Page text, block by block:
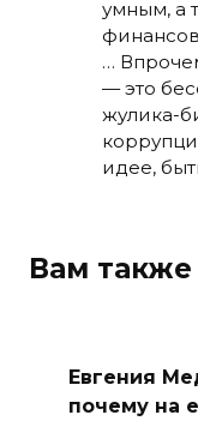
умным, а
…
— это
жулика-
идее,
Вам
Евгения
почему на